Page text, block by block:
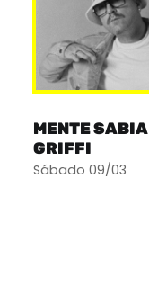
MENTE
GRIFFI
Sábado 09/03